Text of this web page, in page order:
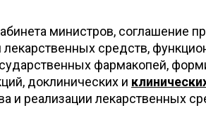
министров, соглашение
средств,
фармакопей,
доклинических и
и реализации лекарственных